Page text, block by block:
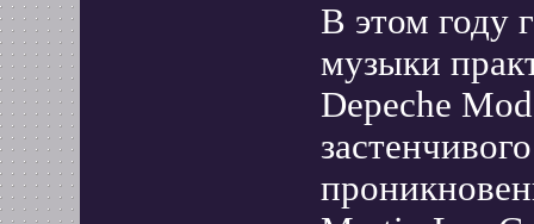
В этом году
музыки
Depeche